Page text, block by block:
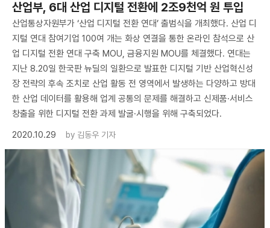
산업부, 6대 산업 디지털 전환에 2조9천억 원 투입
산업통상자원부가 ‘산업 디지털 전환 연대’ 출범식을 개최했다. 산업 디
지털 연대 참여기업 100여 개는 화상 연결을 통한 온라인 참석으로 산
업 디지털 전환 연대 구축 MOU, 금융지원 MOU를 체결했다. 연대는
지난 8.20일 한국판 뉴딜의 일환으로 발표한 디지털 기반 산업혁신성
장 전략의 후속 조치로 산업 활동 전 영역에서 발생하는 다양하고 방대
한 산업 데이터를 활용해 업계 공통의 문제를 해결하고 신제품·서비스
창출을 위한 디지털 전환 과제 발굴·시행을 위해 구축되었다.
2020.10.29
by 김동우 기자